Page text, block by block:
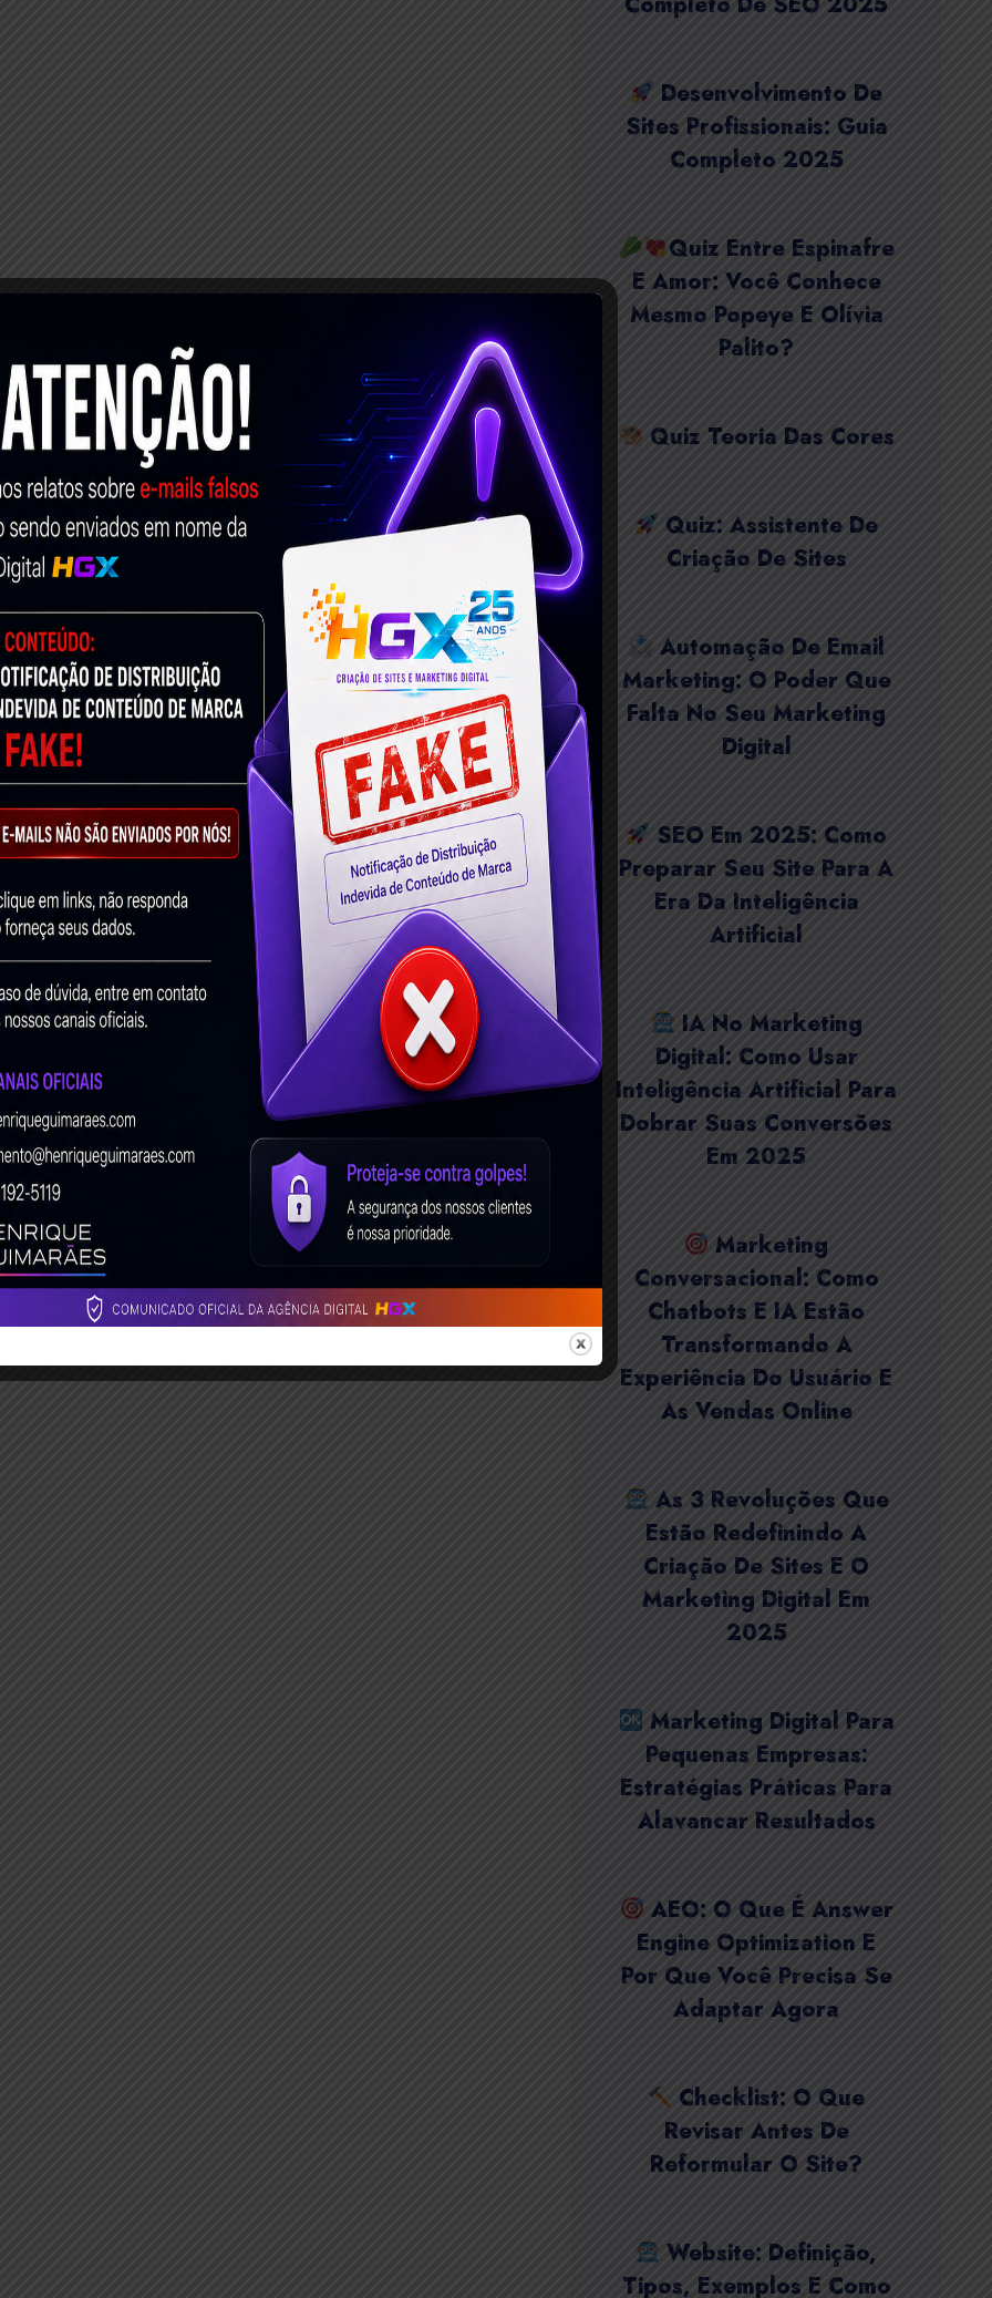
Desenvolvimento De
Sites Profissionais: Guia
Completo 2025
Quiz Entre Espinafre
E Amor: Você Conhece
Mesmo Popeye E Olívia
Palito?
Quiz Teoria Das Cores
Quiz: Assistente De
Criação De Sites
Automação De Email
Marketing: O Poder Que
Falta No Seu Marketing
Digital
SEO Em 2025: Como
Preparar Seu Site Para A
Era Da Inteligência
Artificial
IA No Marketing
Digital: Como Usar
Inteligência Artificial Para
Dobrar Suas Conversões
Em 2025
Marketing
Conversacional: Como
Chatbots E IA Estão
Transformando A
Experiência Do Usuário E
As Vendas Online
As 3 Revoluções Que
Estão Redefinindo A
Criação De Sites E O
Marketing Digital Em
2025
Marketing Digital Para
Pequenas Empresas:
Estratégias Práticas Para
Alavancar Resultados
AEO: O Que É Answer
Engine Optimization E
Por Que Você Precisa Se
Adaptar Agora
Checklist: O Que
Revisar Antes De
Reformular O Site?
Website: Definição,
Tipos, Exemplos E Como